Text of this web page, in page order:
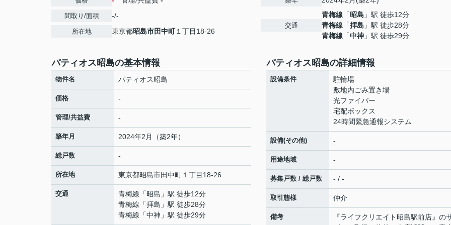
間取り/面積 -/-
所在地 東京都昭島市田中町１丁目18-26
交通
青梅線 「昭島 」駅 徒歩12分
青梅線 「拝島 」駅 徒歩28分
青梅線 「中神 」駅 徒歩29分
パティオス昭島の基本情報
物件名 パティオス昭島
価格 -
管理/共益費 -
築年月 2024年2月（築2年）
総戸数 -
所在地 東京都昭島市田中町 １丁目18-26
交通 青梅線 「昭島 」駅 徒歩12分
青梅線 「拝島 」駅 徒歩28分
青梅線 「中神 」駅 徒歩29分
パティオス昭島の詳細情報
設備条件
駐輪場
敷地内ごみ置き場
光ファイバー
宅配ボックス
24時間緊急通報システム
設備(その他) -
用途地域 -
募集戸数 / 総戸数 - / -
取引態様 仲介
備考
『ライフクリエイト昭島駅前店』の